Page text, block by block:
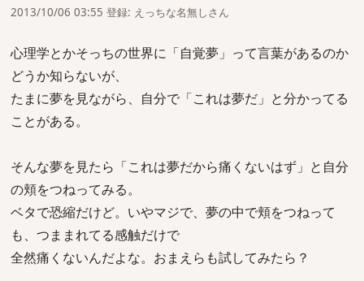
2013/10/06 03:55 登録: えっちな名無しさん
心理学とかそっちの世界に「自覚夢」って言葉があるのか
どうか知らないが、
たまに夢を見ながら、自分で「これは夢だ」と分かってる
ことがある。
そんな夢を見たら「これは夢だから痛くないはず」と自分
の頬をつねってみる。
ベタで恐縮だけど。いやマジで、夢の中で頬をつねって
も、つままれてる感触だけで
全然痛くないんだよな。おまえらも試してみたら？